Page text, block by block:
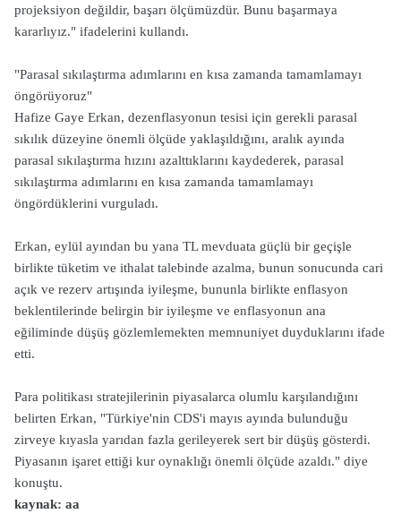
projeksiyon değildir, başarı ölçümüzdür. Bunu başarmaya
kararlıyız." ifadelerini kullandı.
"Parasal sıkılaştırma adımlarını en kısa zamanda tamamlamayı
öngörüyoruz"
Hafize Gaye Erkan, dezenflasyonun tesisi için gerekli parasal
sıkılık düzeyine önemli ölçüde yaklaşıldığını, aralık ayında
parasal sıkılaştırma hızını azalttıklarını kaydederek, parasal
sıkılaştırma adımlarını en kısa zamanda tamamlamayı
öngördüklerini vurguladı.
Erkan, eylül ayından bu yana TL mevduata güçlü bir geçişle
birlikte tüketim ve ithalat talebinde azalma, bunun sonucunda cari
açık ve rezerv artışında iyileşme, bununla birlikte enflasyon
beklentilerinde belirgin bir iyileşme ve enflasyonun ana
eğiliminde düşüş gözlemlemekten memnuniyet duyduklarını ifade
etti.
Para politikası stratejilerinin piyasalarca olumlu karşılandığını
belirten Erkan, "Türkiye'nin CDS'i mayıs ayında bulunduğu
zirveye kıyasla yarıdan fazla gerileyerek sert bir düşüş gösterdi.
Piyasanın işaret ettiği kur oynaklığı önemli ölçüde azaldı." diye
konuştu.
kaynak: aa